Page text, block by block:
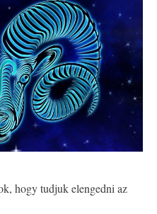
hogy tudjuk elengedni az